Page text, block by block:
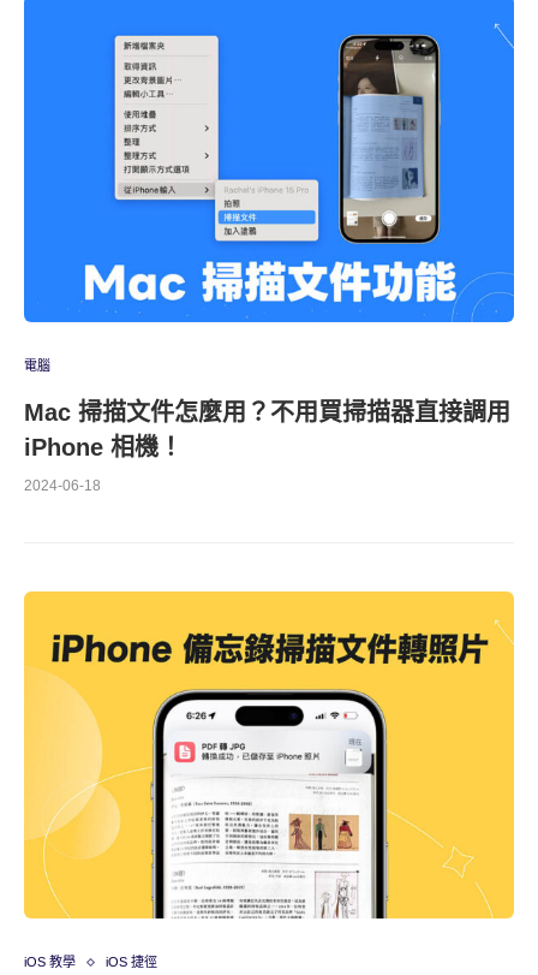
電腦
Mac 掃描文件怎麼用？不用買掃描器直接調用
iPhone 相機！
2024-06-18
iOS 教學 iOS 捷徑